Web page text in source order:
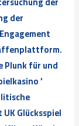
der
Plunk für und
‘
Glücksspiel